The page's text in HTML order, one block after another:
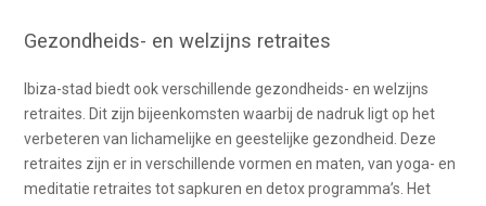
Gezondheids- en welzijns retraites
Ibiza-stad biedt ook verschillende gezondheids- en welzijns
retraites. Dit zijn bijeenkomsten waarbij de nadruk ligt op het
verbeteren van lichamelijke en geestelijke gezondheid. Deze
retraites zijn er in verschillende vormen en maten, van yoga- en
meditatie retraites tot sapkuren en detox programma’s. Het